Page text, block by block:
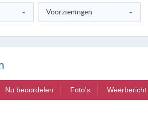
- Voorzieningen -
Nu beoordelen Foto's Weerbericht